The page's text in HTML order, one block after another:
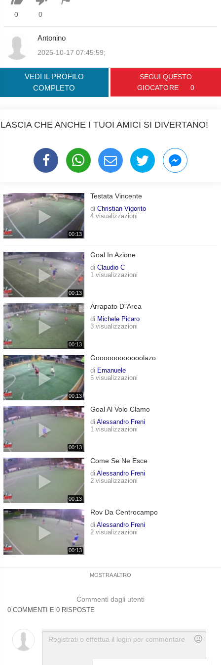
0 0
Antonino
2025-10-17 07:45:59;
VEDI IL PROFILO
COMPLETO
SEGUI QUESTO
GIOCATORE
0
LASCIA CHE ANCHE I TUOI AMICI SI DIVERTANO!
00:13
Testata Vincente
di Christian Vigorito
4 visualizzazioni
00:13
Goal In Azione
di Claudio C
1 visualizzazioni
00:13
Arrapato D"area
di Michele Picaro
3 visualizzazioni
00:13
Goooooooooooolazo
di Emanuele
5 visualizzazioni
00:13
Goal Al Volo Clamo
di Alessandro Freni
1 visualizzazioni
00:13
Come Se Ne Esce
di Alessandro Freni
2 visualizzazioni
00:13
Rov Da Centrocampo
di Alessandro Freni
2 visualizzazioni
MOSTRA ALTRO
Commenti dagli utenti
0 COMMENTI E 0 RISPOSTE